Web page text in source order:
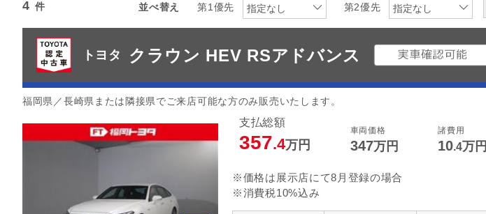
ワンオーナー 修復歴無
カラー
カーナビ TV
ヘッドランプ 指定なし エアロパーツ 指定なし
4 並べ替え 第1優先 指定なし 第2優先 指定なし
トヨタ クラウン HEV RSアドバンス
福岡県／長崎県または隣接県でご来店可能な方のみ販売いたします。
支払総額
357.4万円
車両価格
347万円
諸費用
10.4万円
※価格は展示店にて8月登録の場合
※消費税10%込み